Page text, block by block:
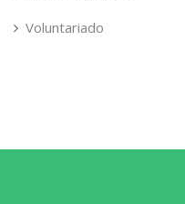
Voluntariado